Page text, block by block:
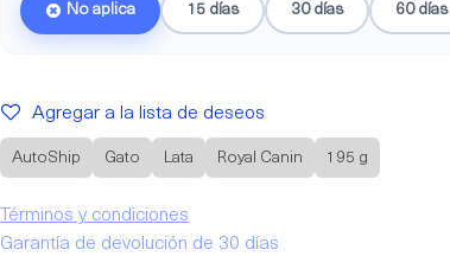
No aplica 15 días 30 días 60 días
Agregar a la lista de deseos
AutoShip Gato Lata Royal Canin 195 g
Términos y condiciones
Garantía de devolución de 30 días